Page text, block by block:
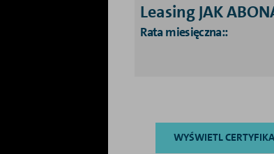
Leasing JAK
Rata miesięczna::
WYŚWIETL